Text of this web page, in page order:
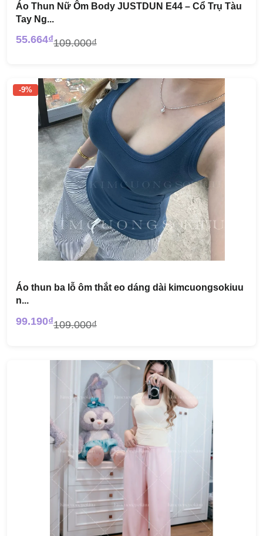
Áo Thun Nữ Ôm Body JUSTDUN E44 – Cổ Trụ Tàu
Tay Ng...
55.664₫109.000₫
-9%
Áo thun ba lỗ ôm thắt eo dáng dài kimcuongsokiuu
n...
99.190₫109.000₫